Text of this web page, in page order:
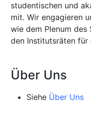
studentischen und
mit. Wir engagieren
wie dem Plenum des
den Institutsräten für
Über Uns
Siehe Über Uns